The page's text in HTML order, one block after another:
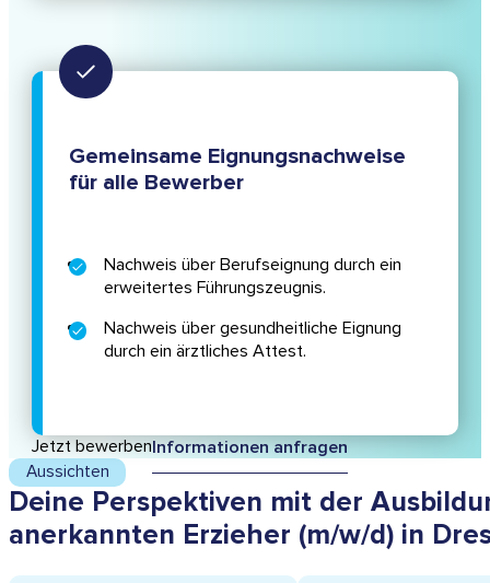
Gemeinsame Eignungsnachweise
für alle Bewerber
Nachweis über Berufseignung durch ein
erweitertes Führungszeugnis.
Nachweis über gesundheitliche Eignung
durch ein ärztliches Attest.
Jetzt bewerbenInformationen anfragen
Aussichten
Deine Perspektiven mit der
anerkannten Erzieher (m/w/d) in